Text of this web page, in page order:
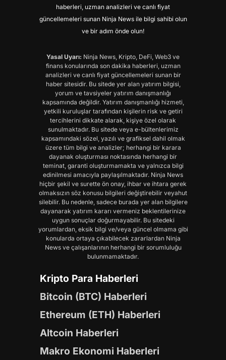
haberleri, uzman analizleri ve canlı fiyat
güncellemeleri sunan Ninja News ile bilgi sahibi olun
ve bir adım önde olun!
Yasal Uyarı: Ninja News, Kripto, DeFi, Web3 ve
finans konularında son dakika haberleri, uzman
analizleri ve canlı fiyat güncellemeleri sunan bir
haber sitesidir. Bu sitede yer alan yatırım bilgisi,
yorum ve tavsiyeler yatırım danışmanlığı
kapsamında değildir. Yatırım danışmanlığı hizmeti,
yetkili kuruluşlar tarafından kişilerin risk ve getiri
tercihlerini dikkate alarak, kişiye özel olarak
sunulmaktadır. Bu sitede veya e-bültenlerimiz
kapsamındaki sözel, yazılı ve grafiksel dahil olmak
üzere tüm bilgi ve analizler; herhangi bir karara
dayanak oluşturması noktasında herhangi bir
teminat, garanti oluşturmamakta ve yalnızca bilgi
edinilmesi amacıyla paylaşılmaktadır. Ninja News
hiçbir şekil ve surette ön onay, ihbar ve ihtara gerek
olmaksızın söz konusu bilgileri değiştirebilir veyahut
silebilir. Bu nedenle, sadece burada yer alan bilgilere
dayanarak yatırım kararı vermeniz beklentilerinize
uygun sonuçlar doğurmayabilir. Bu sitedeki
yorumlardan, eksik bilgi ve/veya güncel olmama gibi
konularda ortaya çıkabilecek zararlardan Ninja
News ve çalışanlarının herhangi bir sorumluluğu
bulunmamaktadır.
Kripto Para Haberleri
Bitcoin (BTC) Haberleri
Ethereum (ETH) Haberleri
Altcoin Haberleri
Makro Ekonomi Haberleri